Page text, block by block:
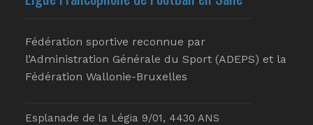
Fédération sportive reconnue par
l’Administration Générale du Sport (ADEPS) et la
Fédération Wallonie-Bruxelles
Esplanade de la Légia 9/01, 4430 ANS